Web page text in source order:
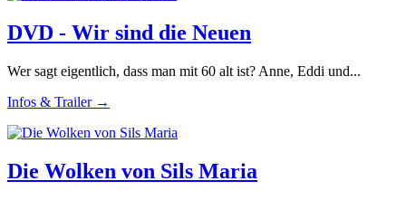
DVD - Wir sind die Neuen
Wer sagt eigentlich, dass man mit 60 alt ist? Anne, Eddi und...
Infos & Trailer →
Die Wolken von Sils Maria